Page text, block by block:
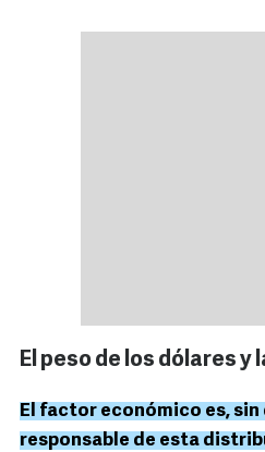
El peso de los dólares
El factor económico es, sin
responsable de esta